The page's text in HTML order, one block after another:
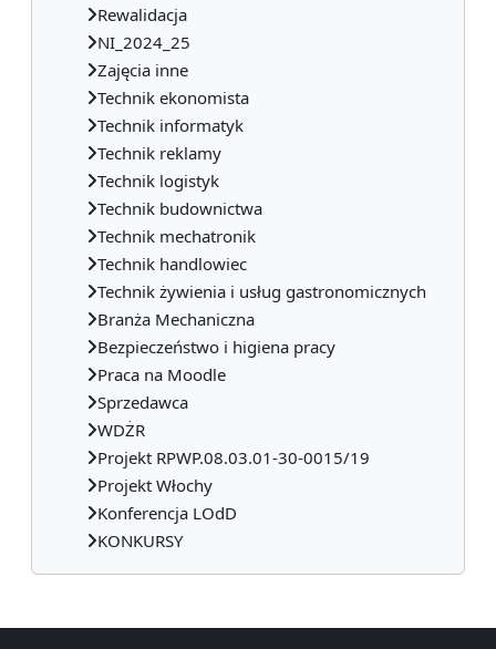
Rewalidacja
NI_2024_25
Zajęcia inne
Technik ekonomista
Technik informatyk
Technik reklamy
Technik logistyk
Technik budownictwa
Technik mechatronik
Technik handlowiec
Technik żywienia i usług gastronomicznych
Branża Mechaniczna
Bezpieczeństwo i higiena pracy
Praca na Moodle
Sprzedawca
WDŻR
Projekt RPWP.08.03.01-30-0015/19
Projekt Włochy
Konferencja LOdD
KONKURSY
Bloki uzupełniające